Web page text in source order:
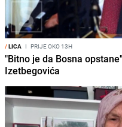
/LICA I PRIJE OKO 13H
"Bitno je da Bosna
Izetbegovića